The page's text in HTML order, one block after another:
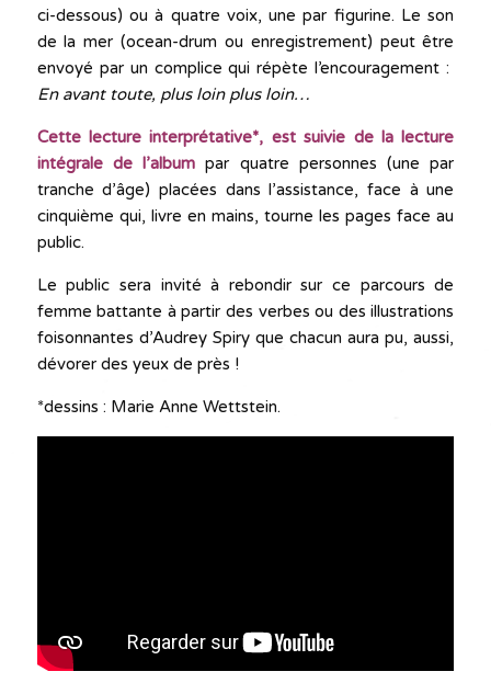
ci-dessous) ou à quatre voix, une par figurine. Le son
de la mer (ocean-drum ou enregistrement) peut être
envoyé par un complice qui répète l’encouragement :
En avant toute, plus loin plus loin…
Cette lecture interprétative*, est suivie de la lecture
intégrale de l’albumpar quatre personnes (une par
tranche d’âge) placées dans l’assistance, face à une
cinquième qui, livre en mains, tourne les pages face au
public.
Le public sera invité à rebondir sur ce parcours de
femme battante à partir des verbes ou des illustrations
foisonnantes d’Audrey Spiry que chacun aura pu, aussi,
dévorer des yeux de près !
*dessins : Marie Anne Wettstein.